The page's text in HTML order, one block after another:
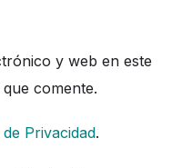
y web en este
comente.
Privacidad.